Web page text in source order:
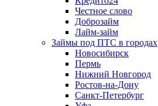
Честное слово
Доброзайм
Лайм-займ
Займы под ПТС в городах
Новосибирск
Пермь
Нижний Новгород
Ростов-на-Дону
Санкт-Петербург